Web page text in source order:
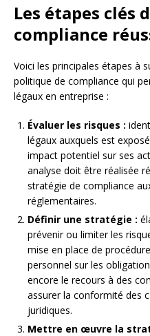
Les étapes clés
compliance
Voici les principales étapes à
politique de compliance qui
légaux en entreprise :
Évaluer les risques :
légaux auxquels est
impact potentiel sur ses
analyse doit être réalisée
stratégie de compliance
réglementaires.
Définir une stratégie :
prévenir ou limiter les
mise en place de
personnel sur les
encore le recours à des
assurer la conformité des
juridiques.
Mettre en œuvre la